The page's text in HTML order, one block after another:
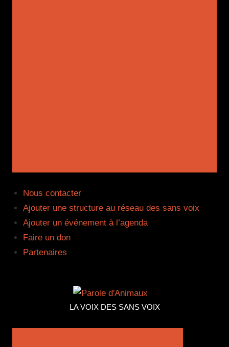
Nous contacter
Ajouter une structure au réseau des sans voix
Ajouter un événement à l’agenda
Faire un don
Partenaires
LA VOIX DES SANS VOIX